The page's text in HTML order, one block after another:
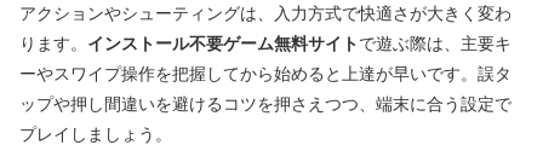
アクションやシューティングは、入力方式で快適さが大きく変わ
ります。 インストール不要ゲーム無料サイトで遊ぶ際は、主要キ
ーやスワイプ操作を把握してから始めると上達が早いです。誤タ
ップや押し間違いを避けるコツを押さえつつ、端末に合う設定で
プレイしましょう。